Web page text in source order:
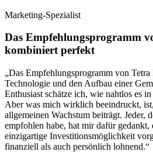
Marketing-Spezialist
Das Empfehlungsprogramm
kombiniert perfekt
„Das Empfehlungsprogramm von
Technologie und den Aufbau einer
Enthusiast schätze ich, wie nahtlos es
Aber was mich wirklich beeindruckt,
allgemeinen Wachstum beiträgt. Jeder,
empfohlen habe, hat mir dafür gedankt,
einzigartige Investitionsmöglichkeit
finanziell als auch persönlich lohnend.“